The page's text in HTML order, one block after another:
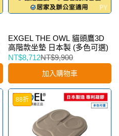
EXGEL THE OWL 貓頭鷹3D
高階款坐墊 日本製 (多色可選)
NT$8,712NT$9,900
加入購物車
88折